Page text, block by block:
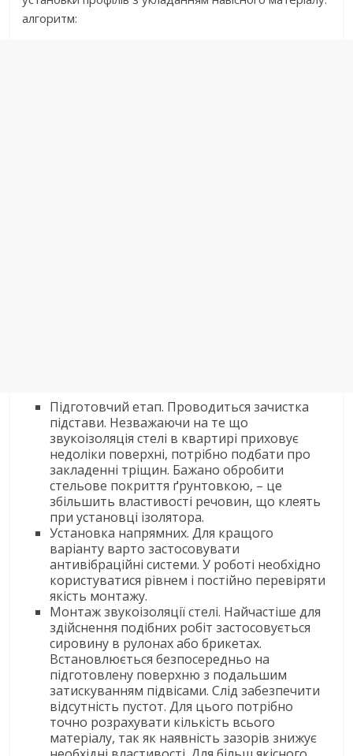
алгоритм:
Підготовчий етап. Проводиться зачистка
підстави. Незважаючи на те що
звукоізоляція стелі в квартирі приховує
недоліки поверхні, потрібно подбати про
закладенні тріщин. Бажано обробити
стельове покриття ґрунтовкою, – це
збільшить властивості речовин, що клеять
при установці ізолятора.
Установка напрямних. Для кращого
варіанту варто застосовувати
антивібраційні системи. У роботі необхідно
користуватися рівнем і постійно перевіряти
якість монтажу.
Монтаж звукоізоляції стелі. Найчастіше для
здійснення подібних робіт застосовується
сировину в рулонах або брикетах.
Встановлюється безпосередньо на
підготовлену поверхню з подальшим
затискуванням підвісами. Слід забезпечити
відсутність пустот. Для цього потрібно
точно розрахувати кількість всього
матеріалу, так як наявність зазорів знижує